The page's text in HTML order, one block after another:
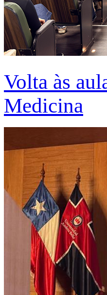
Volta às
Medicina